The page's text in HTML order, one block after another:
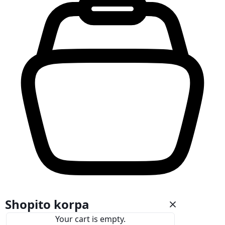
Shopito korpa
Your cart is empty.